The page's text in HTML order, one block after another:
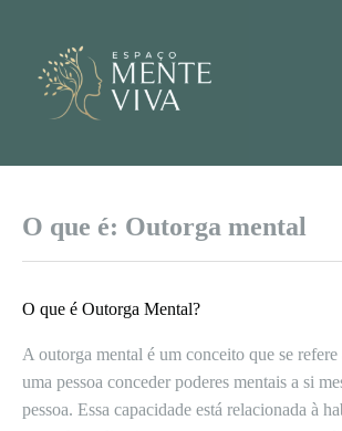
conteúdo
O que é: Outorga mental
O que é Outorga Mental?
A outorga mental é um conceito que se refere
uma pessoa conceder poderes mentais a si
pessoa. Essa capacidade está relacionada à